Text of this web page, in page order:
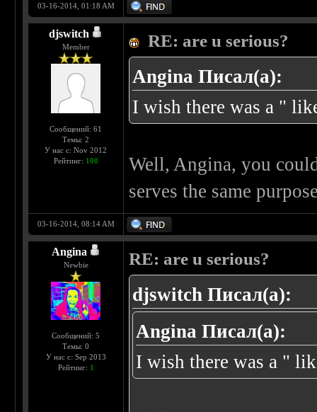
03-16-2014, 01:18 AM
djswitch
Member
Сообщений: 61
Темы: 2
У нас с: Nov 2012
Рейтинг: 100
RE: are u serious?
Angina Писал(а):
I wish there was a "
Well, Angina, you
serves the same
03-16-2014, 08:14 AM
Angina
Newbie
Сообщений: 5
Темы: 0
У нас с: Sep 2013
Рейтинг: 1
RE: are u serious?
djswitch Писал(а):
Angina Писал(а):
I wish there was a "